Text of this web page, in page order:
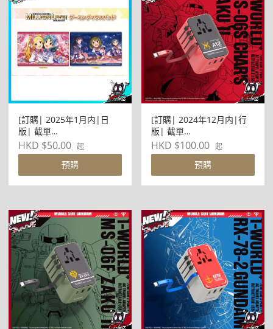
[訂購| 2025年1月内|日
版| 截單
2024/12/13]IDOLMASTER
偶像大師 ミリオンライブ!
ゲーミング滑鼠墊 (共2款)
HKD $50.00 起
預購
[訂購| 2024年12月内|行
版| 截單
2024/12/24]MOMAX x
BANDAI - 1-World 70W 3-
插口 + AC 旅行充電插座(扎
古-綠)
HKD $100.00 起
預購